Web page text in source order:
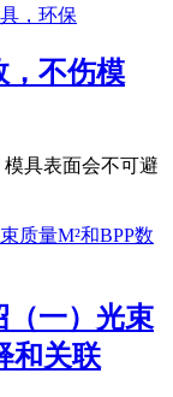
，不伤模
具表面会不可避
（一）光束
和关联